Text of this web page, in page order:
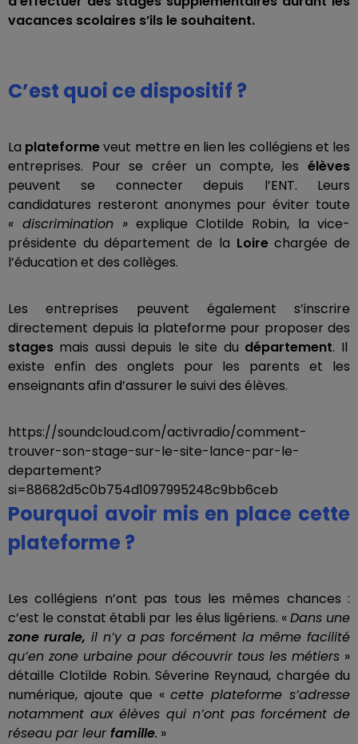
vacances scolaires s’ils le souhaitent.
C’est quoi ce dispositif ?
La plateformeveut mettre en lien les collégiens et les
entreprises. Pour se créer un compte, les élèves
peuvent se connecter depuis l’ENT. Leurs
candidatures resteront anonymes pour éviter toute
« discrimination »explique Clotilde Robin, la vice-
présidente du département de la Loirechargée de
l’éducation et des collèges.
Les entreprises peuvent également s’inscrire
directement depuis la plateforme pour proposer des
stages mais aussi depuis le site du département. Il
existe enfin des onglets pour les parents et les
enseignants afin d’assurer le suivi des élèves.
https://soundcloud.com/activradio/comment-
trouver-son-stage-sur-le-site-lance-par-le-
departement?
si=88682d5c0b754d1097995248c9bb6ceb
Pourquoi avoir mis en place cette
plateforme ?
Les collégiens n’ont pas tous les mêmes chances :
c’est le constat établi par les élus ligériens. «Dans une
zone rurale, il n’y a pas forcément la même facilité
qu’en zone urbaine pour découvrir tous les métiers »
détaille Clotilde Robin. Séverine Reynaud, chargée du
numérique, ajoute que «cette plateforme s’adresse
notamment aux élèves qui n’ont pas forcément de
réseau par leur famille. »